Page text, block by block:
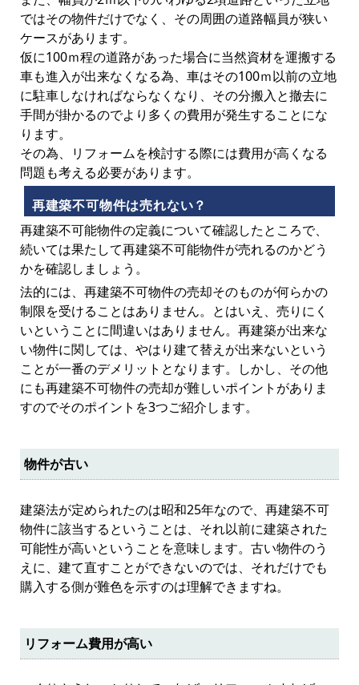
ではその物件だけでなく、その周囲の道路幅員が狭い
ケースがあります。
仮に100ｍ程の道路があった場合に当然資材を運搬する
車も進入が出来なくなる為、車はその100ｍ以前の立地
に駐車しなければならなくなり、その分搬入と撤去に
手間が掛かるのでより多くの費用が発生することにな
ります。
その為、リフォームを検討する際には費用が高くなる
問題も考える必要があります。
再建築不可物件は売れない？
再建築不可能物件の定義について確認したところで、
続いては果たして再建築不可能物件が売れるのかどう
かを確認しましょう。
法的には、再建築不可物件の売却そのものが何らかの
制限を受けることはありません。とはいえ、売りにく
いということに間違いはありません。再建築が出来な
い物件に関しては、やはり建て替えが出来ないという
ことが一番のデメリットとなります。しかし、その他
にも再建築不可物件の売却が難しいポイントがありま
すのでそのポイントを3つご紹介します。
物件が古い
建築法が定められたのは昭和25年なので、再建築不可
物件に該当するということは、それ以前に建築された
可能性が高いということを意味します。古い物件のう
えに、建て直すことができないのでは、それだけでも
購入する側が難色を示すのは理解できますね。
リフォーム費用が高い